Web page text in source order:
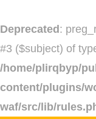
Deprecated :
#3 ($subject) of
/home/plirqbyp/
content/plugins/
waf/src/lib/